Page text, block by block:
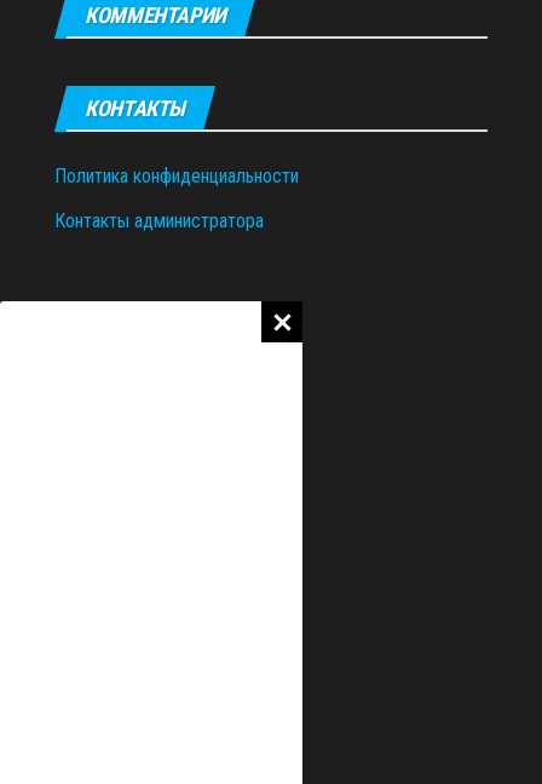
КОММЕНТАРИИ
КОНТАКТЫ
Политика конфиденциальности
Контакты администратора